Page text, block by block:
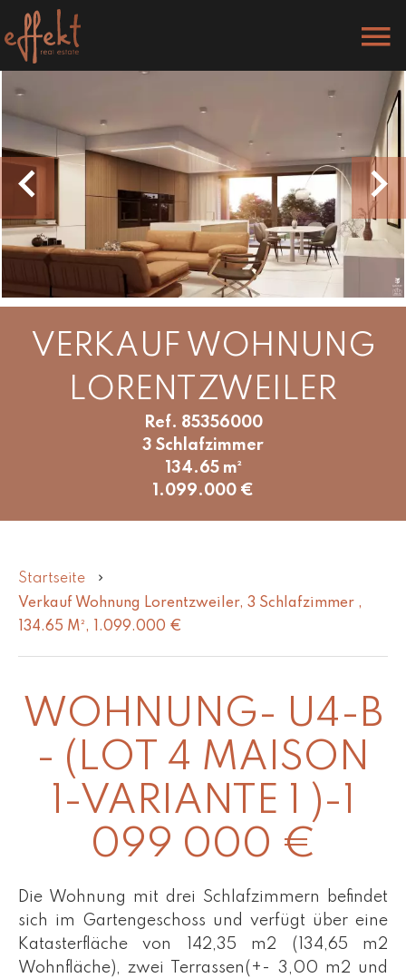
VERKAUF WOHNUNG
LORENTZWEILER
Ref. 85356000
3 Schlafzimmer
134.65 m²
1.099.000 €
Startseite
Verkauf Wohnung Lorentzweiler, 3 Schlafzimmer ,
134.65 M², 1.099.000 €
WOHNUNG- U4-B
- (LOT 4 MAISON
1-VARIANTE 1 )-1
099 000 €
Die Wohnung mit drei Schlafzimmern befindet
sich im Gartengeschoss und verfügt über eine
Katasterfläche von 142,35 m2 (134,65 m2
Wohnfläche), zwei Terrassen(+- 3,00 m2 und